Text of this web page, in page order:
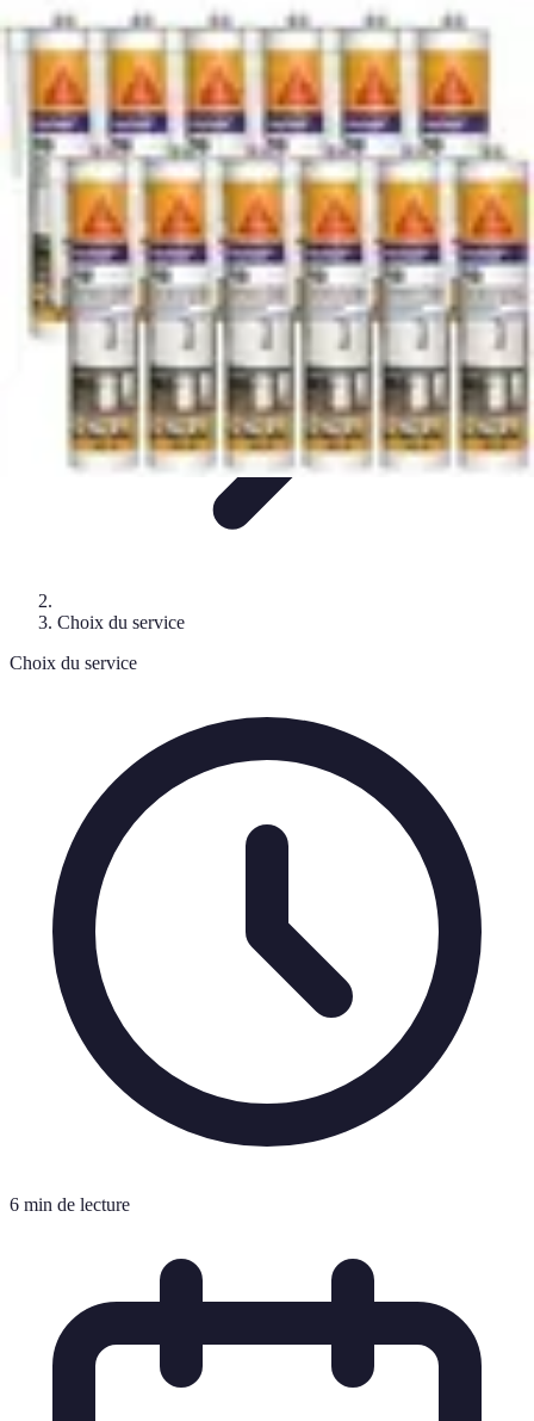
Services Menuisier
Choix du menuisierServices de menuiserie
Choix du
Menusier Matériaux et Techniques Conseils pratiques
Services Menuisier
Choix du service
Choix du service
6 min de lecture